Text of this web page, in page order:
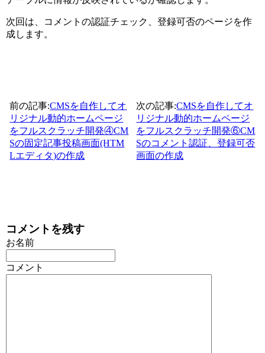
次回は、コメントの認証チェック、登録可否のページを作
成します。
前の記事:CMSを自作してオ
リジナル動的ホームページ
をフルスクラッチ開発④CM
Sの固定記事投稿画面(HTM
Lエディタ)の作成
次の記事:CMSを自作してオ
リジナル動的ホームページ
をフルスクラッチ開発⑥CM
Sのコメント認証、登録可否
画面の作成
コメントを残す
お名前
コメント